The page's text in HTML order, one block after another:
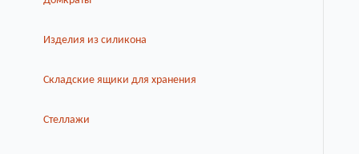
Изделия из силикона
Складские ящики для хранения
Стеллажи